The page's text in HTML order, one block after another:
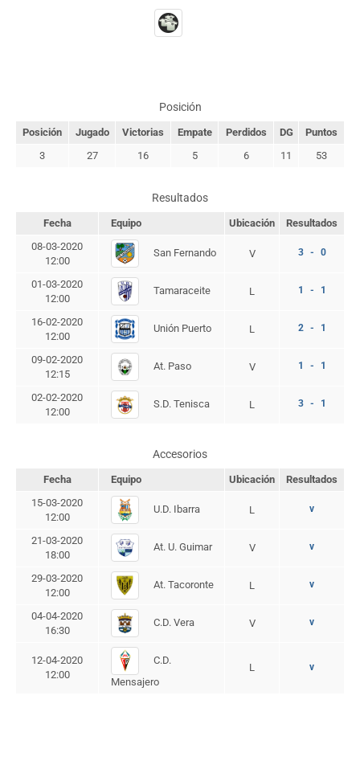
Posición
Posición Jugado Victorias Empate Perdidos DG
Puntos
3
27 16 5 6 11 53
Resultados
Fecha Equipo Ubicación
Resultados
08-03-2020
12:00
San Fernando V 3 - 0
01-03-2020
12:00
Tamaraceite L 1 - 1
16-02-2020
12:00
Unión Puerto L 2 - 1
09-02-2020
12:15
At. Paso V 1 - 1
02-02-2020
12:00
S.D. Tenisca L 3 - 1
Accesorios
Fecha Equipo Ubicación
Resultados
15-03-2020
12:00
U.D. Ibarra L v
21-03-2020
18:00
At. U. Guimar V v
29-03-2020
12:00
At. Tacoronte L v
04-04-2020
16:30
C.D. Vera V v
12-04-2020
12:00
C.D.
Mensajero
L v